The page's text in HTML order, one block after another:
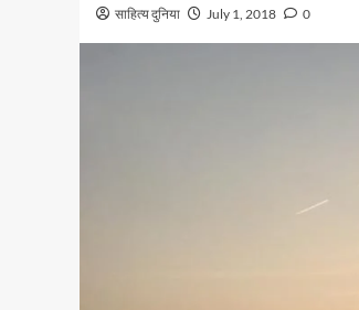
साहित्य दुनिया July 1, 2018 0